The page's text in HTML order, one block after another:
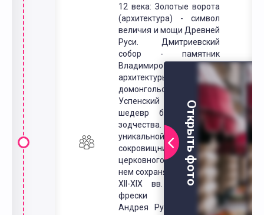
12 века: Золотые ворота
(архитектура) - символ
величия и мощи Древней
Руси. Дмитриевский
собор - памятник
Владимиро-Суздальской
архитектуры
домонгольского периода.
Успенский собор –
шедевр белокаменного
зодчества. Является
уникальной
сокровищницей русского
церковного искусства. В
нем сохраняются росписи
XII-XIX вв. Знаменитые
фрески иконописца
Андрея Рублева. Музей
Открыть фото